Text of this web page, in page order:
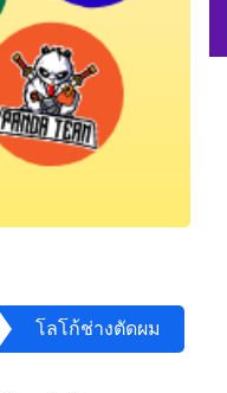
โลโก้ช่างตัดผม